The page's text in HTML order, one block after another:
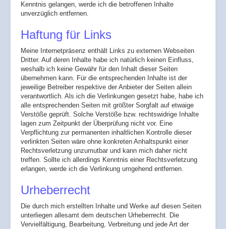
Kenntnis gelangen, werde ich die betroffenen Inhalte
unverzüglich entfernen.
Haftung für Links
Meine Internetpräsenz enthält Links zu externen Webseiten
Dritter. Auf deren Inhalte habe ich natürlich keinen Einfluss,
weshalb ich keine Gewähr für den Inhalt dieser Seiten
übernehmen kann. Für die entsprechenden Inhalte ist der
jeweilige Betreiber respektive der Anbieter der Seiten allein
verantwortlich. Als ich die Verlinkungen gesetzt habe, habe ich
alle entsprechenden Seiten mit größter Sorgfalt auf etwaige
Verstöße geprüft. Solche Verstöße bzw. rechtswidrige Inhalte
lagen zum Zeitpunkt der Überprüfung nicht vor. Eine
Verpflichtung zur permanenten inhaltlichen Kontrolle dieser
verlinkten Seiten wäre ohne konkreten Anhaltspunkt einer
Rechtsverletzung unzumutbar und kann mich daher nicht
treffen. Sollte ich allerdings Kenntnis einer Rechtsverletzung
erlangen, werde ich die Verlinkung umgehend entfernen.
Urheberrecht
Die durch mich erstellten Inhalte und Werke auf diesen Seiten
unterliegen allesamt dem deutschen Urheberrecht. Die
Vervielfältigung, Bearbeitung, Verbreitung und jede Art der